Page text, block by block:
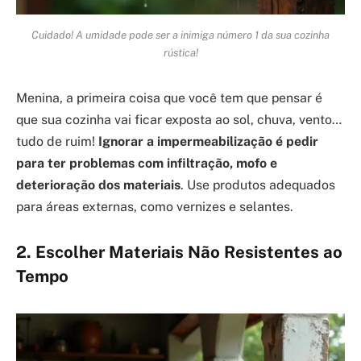
Cuidado! A umidade pode ser a inimiga número 1 da sua cozinha
rústica!
Menina, a primeira coisa que você tem que pensar é
que sua cozinha vai ficar exposta ao sol, chuva, vento…
tudo de ruim! Ignorar a impermeabilização é pedir
para ter problemas com infiltração, mofo e
deterioração dos materiais. Use produtos adequados
para áreas externas, como vernizes e selantes.
2. Escolher Materiais Não Resistentes ao
Tempo